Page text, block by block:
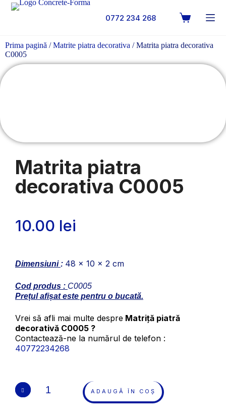
0772 234 268
Prima pagină /Matrite piatra decorativa / Matrita piatra decorativa
C0005
Matrita piatra
decorativa C0005
10.00 lei
Dimensiuni : 48 x 10 x 2 cm
Cod produs : C0005
Prețul afișat este pentru o bucată.
Vrei să afli mai multe despre Matriță piatră
decorativă C0005 ?
Contactează-ne la numărul de telefon :
40772234268
ADAUGĂ ÎN COȘ